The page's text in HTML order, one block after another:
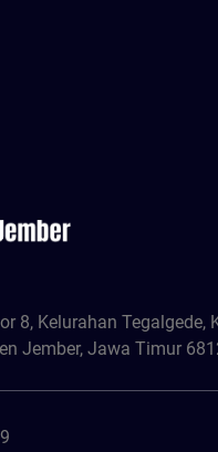
8, Kelurahan Tegalgede,
Jember, Jawa Timur